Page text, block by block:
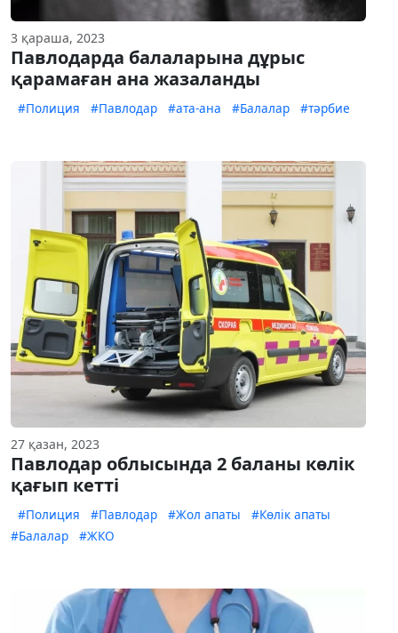
3 қараша, 2023
Павлодарда балаларына дұрыс
қарамаған ана жазаланды
#Полиция #Павлодар #ата-ана #Балалар #тәрбие
27 қазан, 2023
Павлодар облысында 2 баланы көлік
қағып кетті
#Полиция #Павлодар #Жол апаты
#Көлік апаты
#Балалар
#ЖКО